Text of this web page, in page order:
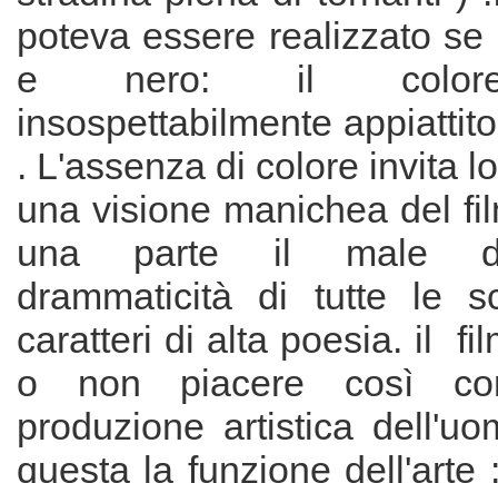
poteva essere realizzato
e nero: il colore
insospettabilmente
. L'assenza di colore invita
una visione manichea del
una parte il male
drammaticità di tutte le
caratteri di alta poesia. il
o non piacere così
produzione artistica
questa la funzione dell'arte